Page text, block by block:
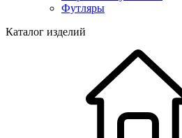
Футляры
Каталог изделий